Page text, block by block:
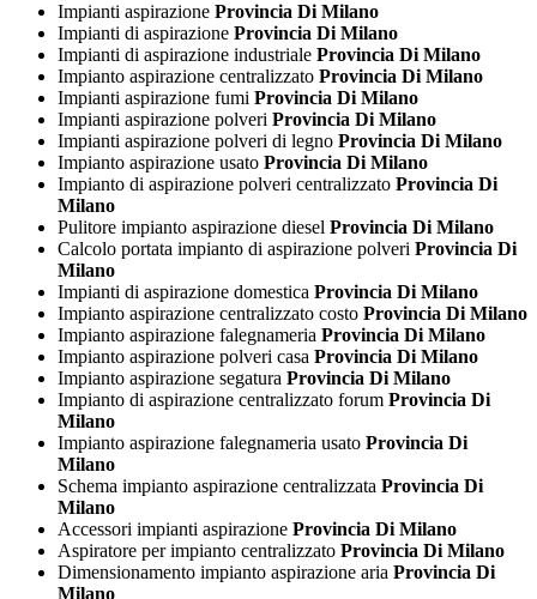
Impianti aspirazione Provincia Di Milano
Impianti di aspirazione Provincia Di Milano
Impianti di aspirazione industriale Provincia Di Milano
Impianto aspirazione centralizzato Provincia Di Milano
Impianti aspirazione fumi Provincia Di Milano
Impianti aspirazione polveri Provincia Di Milano
Impianti aspirazione polveri di legno Provincia Di Milano
Impianto aspirazione usato Provincia Di Milano
Impianto di aspirazione polveri centralizzato Provincia Di
Milano
Pulitore impianto aspirazione diesel Provincia Di Milano
Calcolo portata impianto di aspirazione polveri Provincia Di
Milano
Impianti di aspirazione domestica Provincia Di Milano
Impianto aspirazione centralizzato costo Provincia Di Milano
Impianto aspirazione falegnameria Provincia Di Milano
Impianto aspirazione polveri casa Provincia Di Milano
Impianto aspirazione segatura Provincia Di Milano
Impianto di aspirazione centralizzato forum Provincia Di
Milano
Impianto aspirazione falegnameria usato Provincia Di
Milano
Schema impianto aspirazione centralizzata Provincia Di
Milano
Accessori impianti aspirazione Provincia Di Milano
Aspiratore per impianto centralizzato Provincia Di Milano
Dimensionamento impianto aspirazione aria Provincia Di
Milano